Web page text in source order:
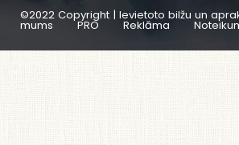
©2022 Copyright | Ievietoto bilžu un
mums PRO Reklāma